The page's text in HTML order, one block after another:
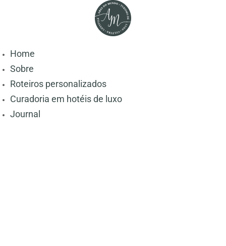
Home
Sobre
Roteiros personalizados
Curadoria em hotéis de luxo
Journal